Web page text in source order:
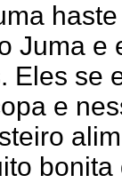
Juma e
Eles se
e